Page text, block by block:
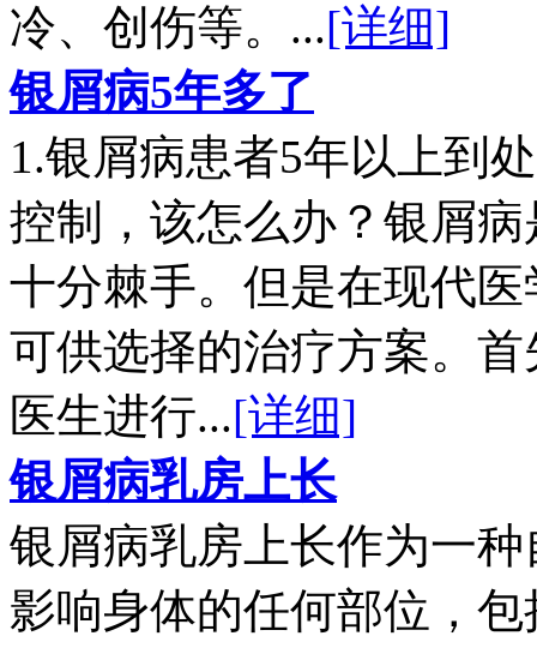
冷、创伤等。...[详细]
银屑病5年多了
1.银屑病患者5年以上到
控制，该怎么办？银屑
十分棘手。但是在现代
可供选择的治疗方案。
医生进行...[详细]
银屑病乳房上长
银屑病乳房上长作为一
影响身体的任何部位，